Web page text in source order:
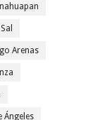
Arenas
Ángeles